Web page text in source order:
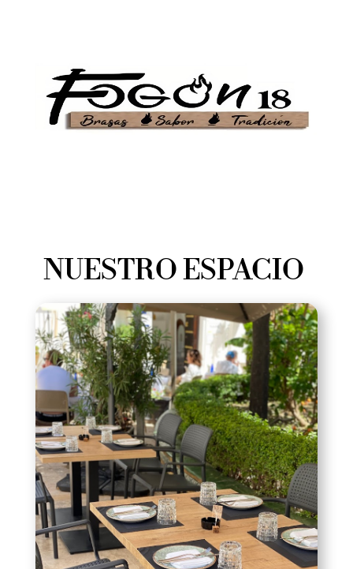
NUESTRO ESPACIO